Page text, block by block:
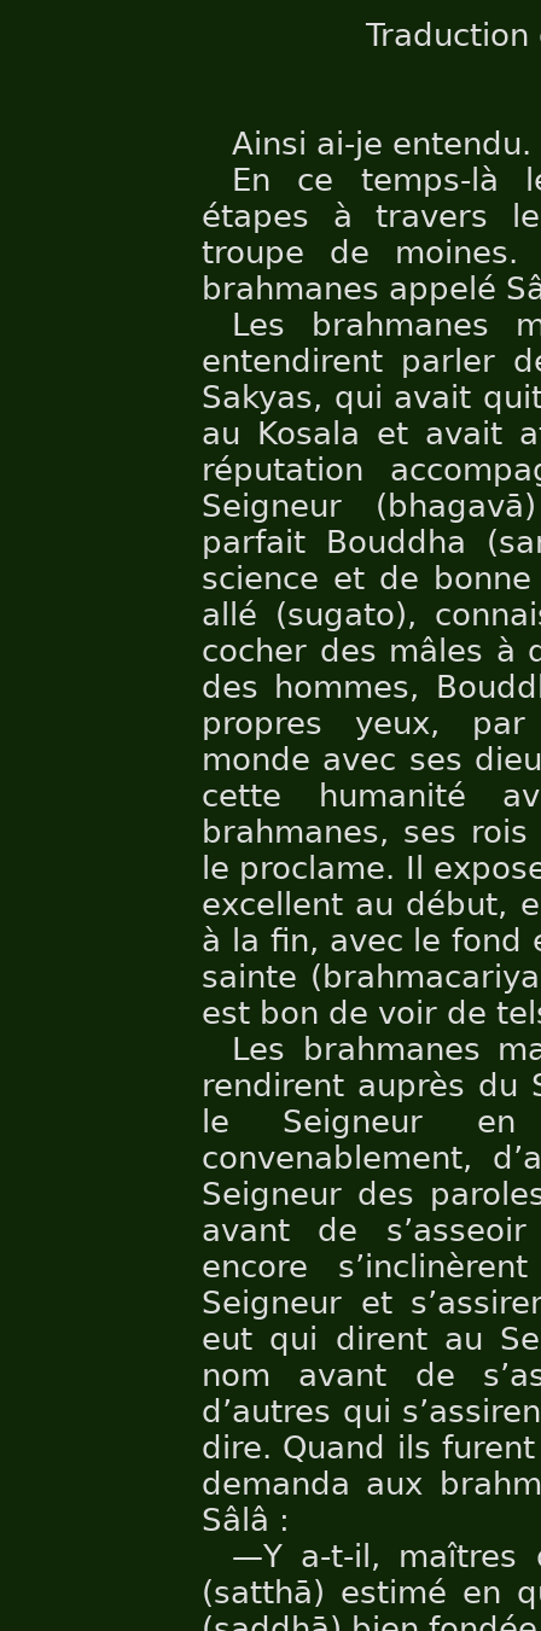
Traduction
Ainsi ai-je entendu.
En ce temps-là
étapes à travers
troupe de
brahmanes appelé
Les brahmanes
entendirent parler
Sakyas, qui avait
au Kosala et avait
réputation
Seigneur
parfait Bouddha
science et de
allé (sugato),
cocher des mâles à
des hommes,
propres yeux, par
monde avec ses
cette humanité
brahmanes, ses
le proclame. Il
excellent au début,
à la fin, avec le
sainte
est bon de voir de
Les brahmanes
rendirent auprès du
le Seigneur en
convenablement,
Seigneur des
avant de s’asseoir
encore
Seigneur et
eut qui dirent au
nom avant de
d’autres qui
dire. Quand ils
demanda aux
Sâlâ :
—Y a-t-il, maîtres
(satthā) estimé en